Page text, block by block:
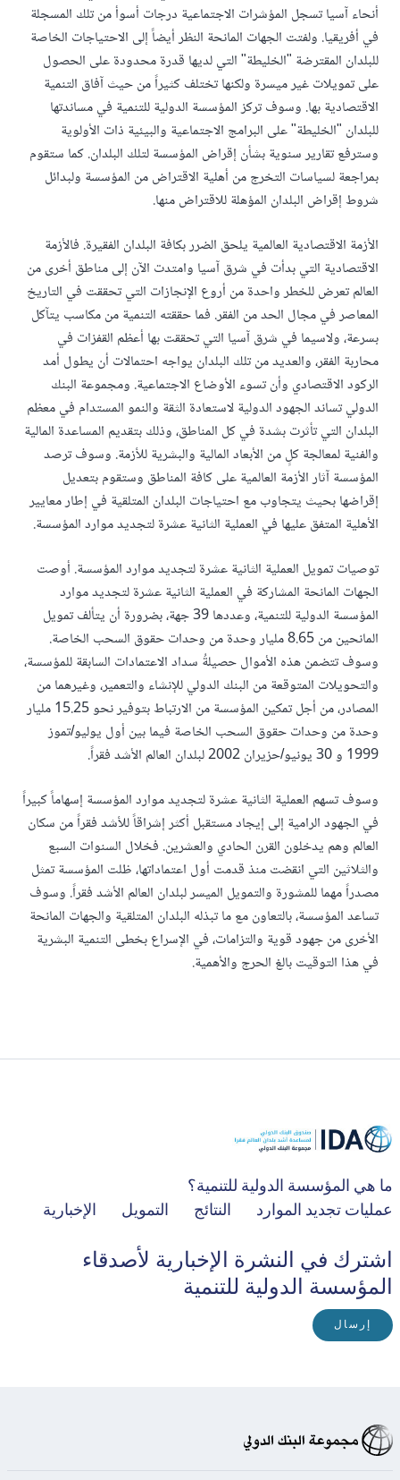
أنحاء آسيا تسجل المؤشرات الاجتماعية درجات أسوأ من تلك المسجلة
في أفريقيا. ولفتت الجهات المانحة النظر أيضاً إلى الاحتياجات الخاصة
للبلدان المقترضة "الخليطة" التي لديها قدرة محدودة على الحصول
على تمويلات غير ميسرة ولكنها تختلف كثيراً من حيث آفاق التنمية
الاقتصادية بها. وسوف تركز المؤسسة الدولية للتنمية في مساندتها
للبلدان "الخليطة" على البرامج الاجتماعية والبيئية ذات الأولوية
وسترفع تقارير سنوية بشأن إقراض المؤسسة لتلك البلدان. كما ستقوم
بمراجعة لسياسات التخرج من أهلية الاقتراض من المؤسسة ولبدائل
شروط إقراض البلدان المؤهلة للاقتراض منها.
الأزمة الاقتصادية العالمية يلحق الضرر بكافة البلدان الفقيرة. فالأزمة
الاقتصادية التي بدأت في شرق آسيا وامتدت الآن إلى مناطق أخرى من
العالم تعرض للخطر واحدة من أروع الإنجازات التي تحققت في التاريخ
المعاصر في مجال الحد من الفقر. فما حققته التنمية من مكاسب يتآكل
بسرعة، ولاسيما في شرق آسيا التي تحققت بها أعظم القفزات في
محاربة الفقر، والعديد من تلك البلدان يواجه احتمالات أن يطول أمد
الركود الاقتصادي وأن تسوء الأوضاع الاجتماعية. ومجموعة البنك
الدولي تساند الجهود الدولية لاستعادة الثقة والنمو المستدام في معظم
البلدان التي تأثرت بشدة في كل المناطق، وذلك بتقديم المساعدة المالية
والفنية لمعالجة كلٍ من الأبعاد المالية والبشرية للأزمة. وسوف ترصد
المؤسسة آثار الأزمة العالمية على كافة المناطق وستقوم بتعديل
إقراضها بحيث يتجاوب مع احتياجات البلدان المتلقية في إطار معايير
الأهلية المتفق عليها في العملية الثانية عشرة لتجديد موارد المؤسسة.
توصيات تمويل العملية الثانية عشرة لتجديد موارد المؤسسة. أوصت
الجهات المانحة المشاركة في العملية الثانية عشرة لتجديد موارد
المؤسسة الدولية للتنمية، وعددها 39 جهة، بضرورة أن يتألف تمويل
المانحين من 8.65 مليار وحدة من وحدات حقوق السحب الخاصة.
وسوف تتضمن هذه الأموال حصيلةُ سداد الاعتمادات السابقة للمؤسسة،
والتحويلات المتوقعة من البنك الدولي للإنشاء والتعمير، وغيرهما من
المصادر، من أجل تمكين المؤسسة من الارتباط بتوفير نحو 15.25 مليار
وحدة من وحدات حقوق السحب الخاصة فيما بين أول يوليو/تموز
1999 و 30 يونيو/حزيران 2002 لبلدان العالم الأشد فقراً.
وسوف تسهم العملية الثانية عشرة لتجديد موارد المؤسسة إسهاماً كبيراً
في الجهود الرامية إلى إيجاد مستقبل أكثر إشراقاً للأشد فقراً من سكان
العالم وهم يدخلون القرن الحادي والعشرين. فخلال السنوات السبع
والثلاثين التي انقضت منذ قدمت أول اعتماداتها، ظلت المؤسسة تمثل
مصدراً مهما للمشورة والتمويل الميسر لبلدان العالم الأشد فقراً. وسوف
تساعد المؤسسة، بالتعاون مع ما تبذله البلدان المتلقية والجهات المانحة
الأخرى من جهود قوية والتزامات، في الإسراع بخطى التنمية البشرية
في هذا التوقيت بالغ الحرج والأهمية.
ما هي المؤسسة الدولية للتنمية؟
عمليات تجديد الموارد
النتائج التمويل الإخبارية
اشترك في النشرة الإخبارية لأصدقاء
المؤسسة الدولية للتنمية
إرسال